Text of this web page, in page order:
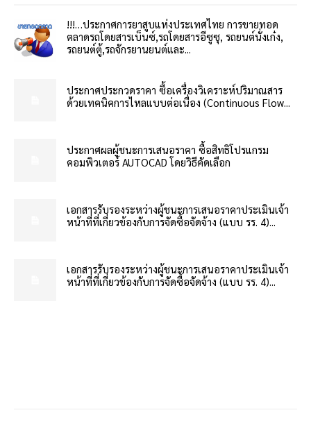
!!!…ประกาศการยาสูบแห่งประเทศไทย การขายทอด
ตลาดรถโดยสารเบ็นซ์,รถโดยสารอีซูซุ, รถยนต์นั่งเก๋ง,
รถยนต์ตู้,รถจักรยานยนต์และ...
ประกาศประกวดราคา ซื้อเครื่องวิเคราะห์ปริมาณสาร
ด้วยเทคนิคการไหลแบบต่อเนื่อง (Continuous Flow...
ประกาศผลผู้ชนะการเสนอราคา ซื้อสิทธิโปรแกรม
คอมพิวเตอร์ AUTOCAD โดยวิธีคัดเลือก
เอกสารรับรองระหว่างผู้ชนะการเสนอราคาประเมินเจ้า
หน้าที่ที่เกี่ยวข้องกับการจัดซื้อจัดจ้าง (แบบ รร. 4)...
เอกสารรับรองระหว่างผู้ชนะการเสนอราคาประเมินเจ้า
หน้าที่ที่เกี่ยวข้องกับการจัดซื้อจัดจ้าง (แบบ รร. 4)...